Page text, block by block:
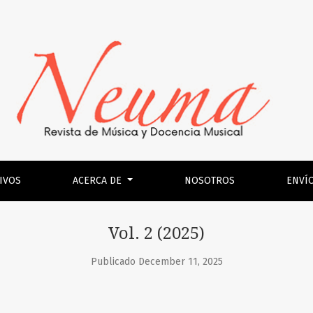
ACERCA DE NOSOTROS
Vol. 2 (2025)
Publicado December 11, 2025